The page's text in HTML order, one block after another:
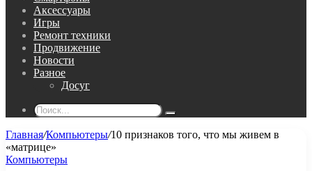
Аксессуары
Игры
Ремонт техники
Продвижение
Новости
Разное
Досуг
Поиск...
Главная/Компьютеры/10 признаков того, что мы живем в
«матрице»
Компьютеры